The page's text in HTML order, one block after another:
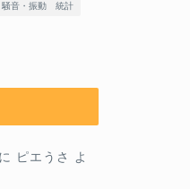
騒音・振動 統計
に ピエうさ
よ